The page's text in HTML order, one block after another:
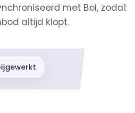
met Bol, zodat
altijd klopt.